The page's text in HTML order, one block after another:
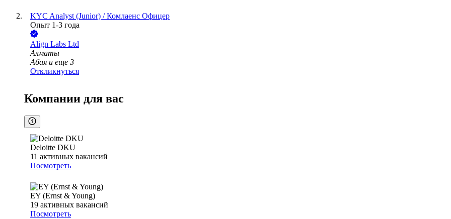
KYC Analyst (Junior) / Комлаенс Офицер
Опыт 1-3 года
Align Labs Ltd
Алматы
Абая и еще 3
Откликнуться
Компании для вас
Deloitte DKU
11 активных вакансий
Посмотреть
EY (Ernst & Young)
19 активных вакансий
Посмотреть